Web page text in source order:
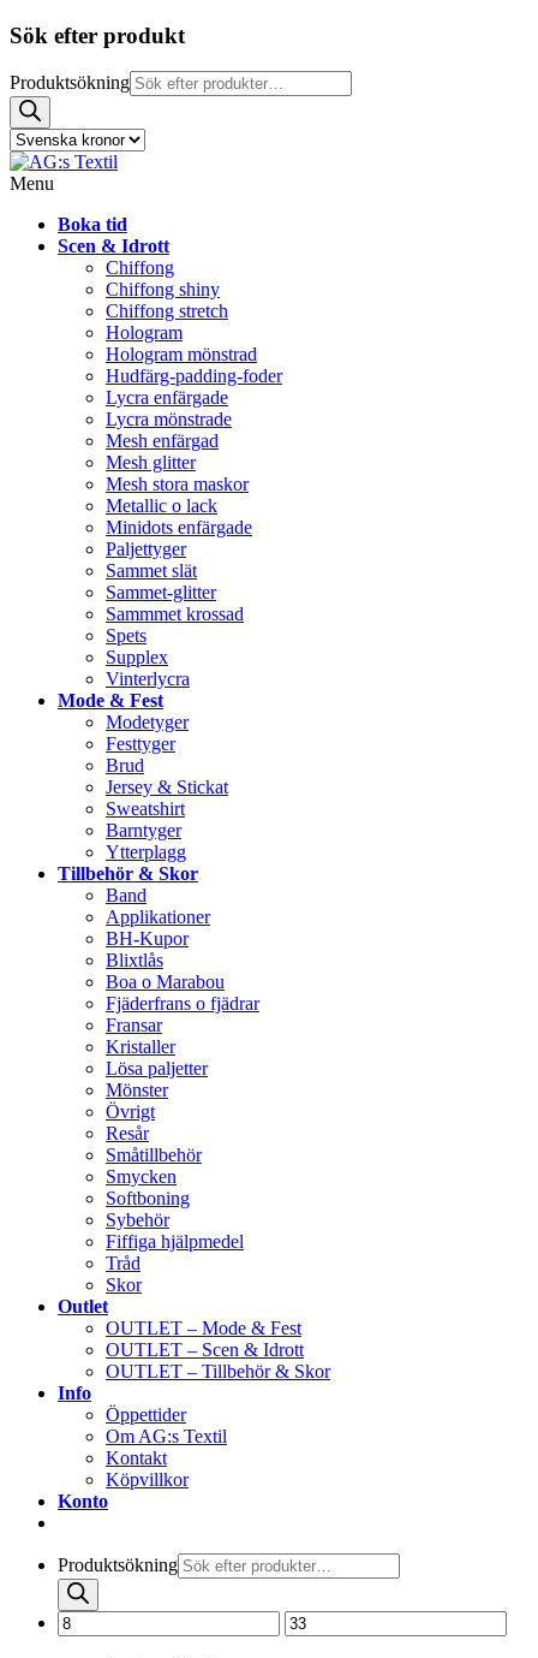
Sök efter produkt
Produktsökning
Menu
Boka tid
Scen & Idrott
Chiffong
Chiffong shiny
Chiffong stretch
Hologram
Hologram mönstrad
Hudfärg-padding-foder
Lycra enfärgade
Lycra mönstrade
Mesh enfärgad
Mesh glitter
Mesh stora maskor
Metallic o lack
Minidots enfärgade
Paljettyger
Sammet slät
Sammet-glitter
Sammmet krossad
Spets
Supplex
Vinterlycra
Mode & Fest
Modetyger
Festtyger
Brud
Jersey & Stickat
Sweatshirt
Barntyger
Ytterplagg
Tillbehör & Skor
Band
Applikationer
BH-Kupor
Blixtlås
Boa o Marabou
Fjäderfrans o fjädrar
Fransar
Kristaller
Lösa paljetter
Mönster
Övrigt
Resår
Småtillbehör
Smycken
Softboning
Sybehör
Fiffiga hjälpmedel
Tråd
Skor
Outlet
OUTLET – Mode & Fest
OUTLET – Scen & Idrott
OUTLET – Tillbehör & Skor
Info
Öppettider
Om AG:s Textil
Kontakt
Köpvillkor
Konto
Produktsökning